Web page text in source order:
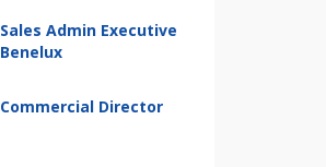
Sales Admin Executive
Benelux
Commercial Director